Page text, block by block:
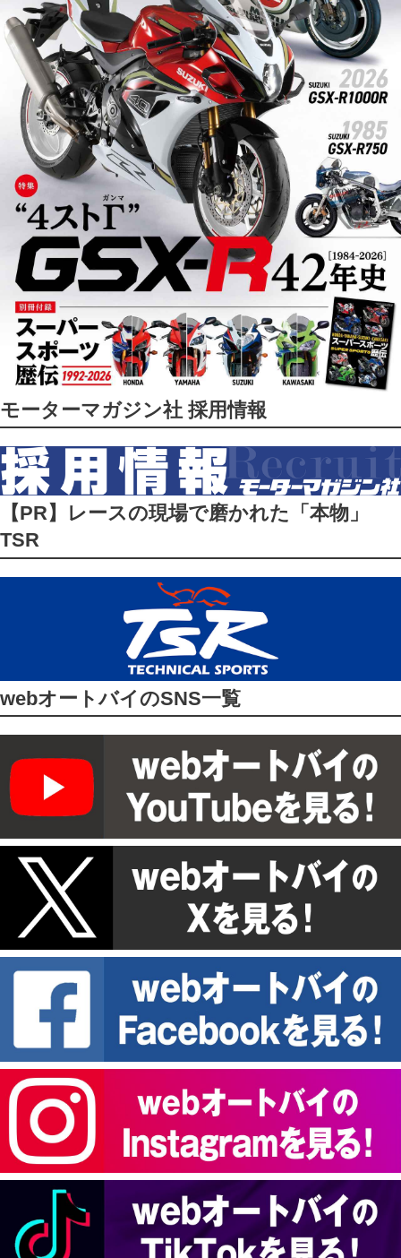
モーターマガジン社 採用情報
【PR】レースの現場で磨かれた「本物」
TSR
webオートバイのSNS一覧